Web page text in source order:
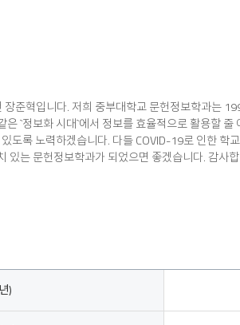
준혁입니다. 저희 중부대학교 문헌정보학과는
`정보화 시대`에서 정보를 효율적으로 활용할
도록 노력하겠습니다. 다들 COVID-19로 인한
있는 문헌정보학과가 되었으면 좋겠습니다. 감사
)